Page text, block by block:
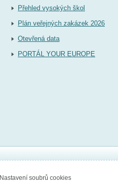
Přehled vysokých škol
Plán veřejných zakázek 2026
Otevřená data
PORTÁL YOUR EUROPE
Nastavení soubrů cookies